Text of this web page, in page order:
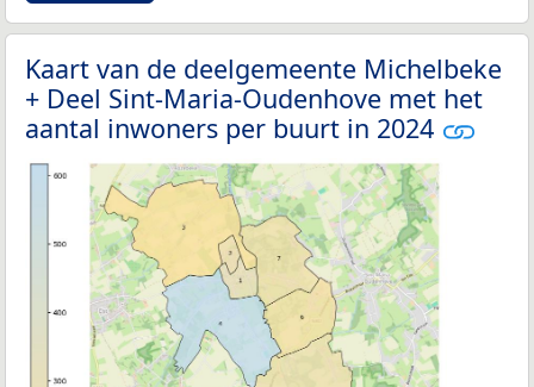
Kaart van de deelgemeente Michelbeke
+ Deel Sint-Maria-Oudenhove met het
aantal inwoners per buurt in 2024